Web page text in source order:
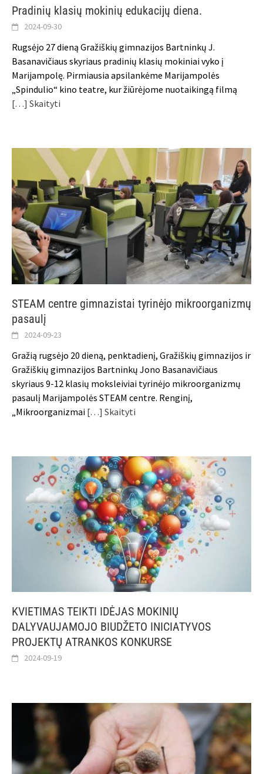
Pradinių klasių mokinių edukacijų diena.
2024-09-30
Rugsėjo 27 dieną Gražiškių gimnazijos Bartninkų J.
Basanavičiaus skyriaus pradinių klasių mokiniai vyko į
Marijampolę. Pirmiausia apsilankėme Marijampolės
„Spindulio“ kino teatre, kur žiūrėjome nuotaikingą filmą
[…] Skaityti
STEAM centre gimnazistai tyrinėjo mikroorganizmų
pasaulį
2024-09-23
Gražią rugsėjo 20 dieną, penktadienį, Gražiškių gimnazijos ir
Gražiškių gimnazijos Bartninkų Jono Basanavičiaus
skyriaus 9-12 klasių moksleiviai tyrinėjo mikroorganizmų
pasaulį Marijampolės STEAM centre. Renginį,
„Mikroorganizmai […] Skaityti
KVIETIMAS TEIKTI IDĖJAS MOKINIŲ
DALYVAUJAMOJO BIUDŽETO INICIATYVOS
PROJEKTŲ ATRANKOS KONKURSE
2024-09-19